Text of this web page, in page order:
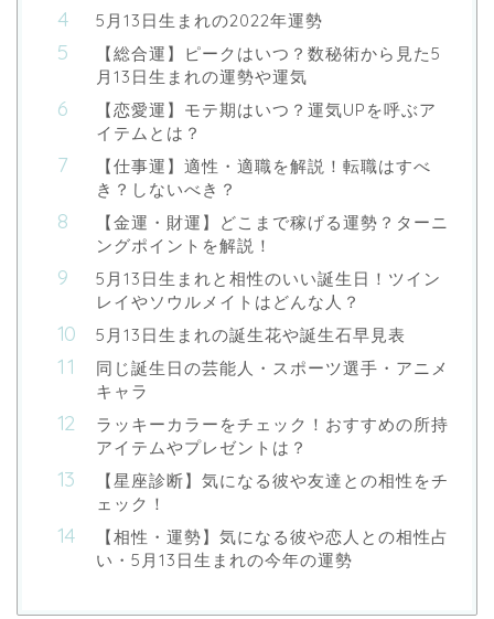
5月13日生まれの2022年運勢
【総合運】ピークはいつ？数秘術から見た5
月13日生まれの運勢や運気
【恋愛運】モテ期はいつ？運気UPを呼ぶア
イテムとは？
【仕事運】適性・適職を解説！転職はすべ
き？しないべき？
【金運・財運】どこまで稼げる運勢？ターニ
ングポイントを解説！
5月13日生まれと相性のいい誕生日！ツイン
レイやソウルメイトはどんな人？
5月13日生まれの誕生花や誕生石早見表
同じ誕生日の芸能人・スポーツ選手・アニメ
キャラ
ラッキーカラーをチェック！おすすめの所持
アイテムやプレゼントは？
【星座診断】気になる彼や友達との相性をチ
ェック！
【相性・運勢】気になる彼や恋人との相性占
い・5月13日生まれの今年の運勢